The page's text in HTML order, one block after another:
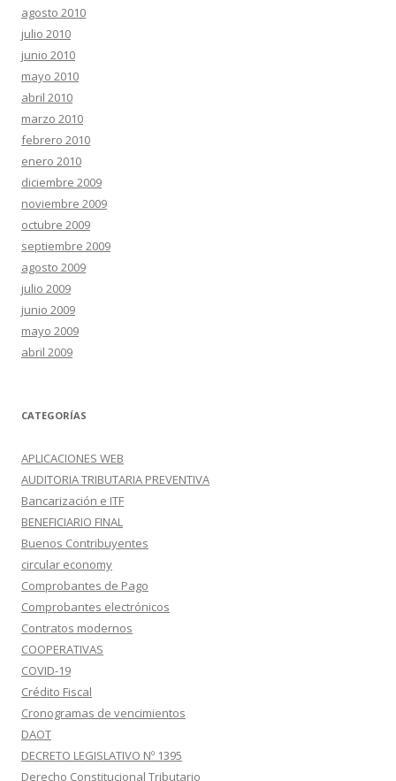
agosto 2010
julio 2010
junio 2010
mayo 2010
abril 2010
marzo 2010
febrero 2010
enero 2010
diciembre 2009
noviembre 2009
octubre 2009
septiembre 2009
agosto 2009
julio 2009
junio 2009
mayo 2009
abril 2009
CATEGORÍAS
APLICACIONES WEB
AUDITORIA TRIBUTARIA PREVENTIVA
Bancarización e ITF
BENEFICIARIO FINAL
Buenos Contribuyentes
circular economy
Comprobantes de Pago
Comprobantes electrónicos
Contratos modernos
COOPERATIVAS
COVID-19
Crédito Fiscal
Cronogramas de vencimientos
DAOT
DECRETO LEGISLATIVO Nº 1395
Derecho Constitucional Tributario